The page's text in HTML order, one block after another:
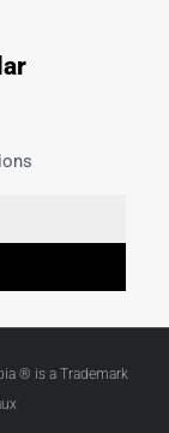
® is a Trademark